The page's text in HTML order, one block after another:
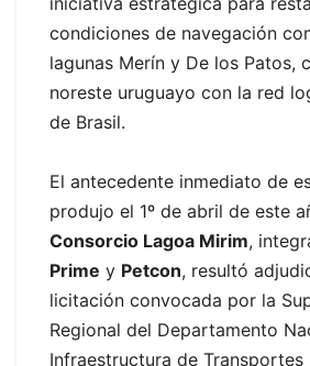
condiciones de navegación
lagunas Merín y De los Patos,
noreste uruguayo con la red
de Brasil.
El antecedente inmediato de
produjo el 1º de abril de este
Consorcio Lagoa Mirim,
Prime y Petcon, resultó
licitación convocada por la
Regional del Departamento
Infraestructura de Transportes